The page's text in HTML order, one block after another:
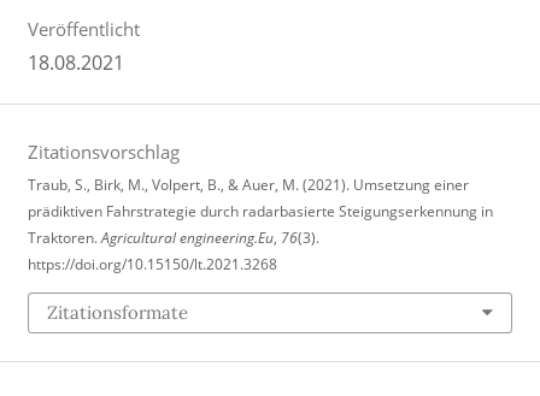
Veröffentlicht
18.08.2021
Zitationsvorschlag
Traub, S., Birk, M., Volpert, B., & Auer, M. (2021). Umsetzung einer
prädiktiven Fahrstrategie durch radarbasierte Steigungserkennung in
Traktoren.Agricultural engineering.Eu, 76(3).
https://doi.org/10.15150/lt.2021.3268
Zitationsformate